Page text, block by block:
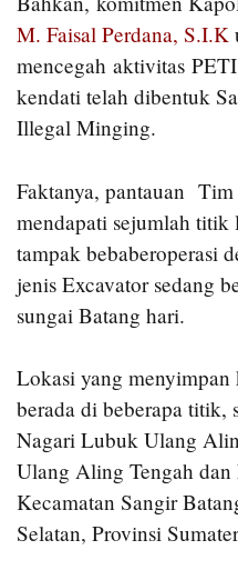
M. Faisal Perdana, S.I.K
mencegah aktivitas
kendati telah dibentuk
Illegal Minging.
Faktanya, pantauan
mendapati sejumlah titik
tampak bebaberoperasi
jenis Excavator sedang
sungai Batang hari.
Lokasi yang
berada di beberapa titik,
Nagari Lubuk Ulang
Ulang Aling Tengah
Kecamatan Sangir
Selatan, Provinsi